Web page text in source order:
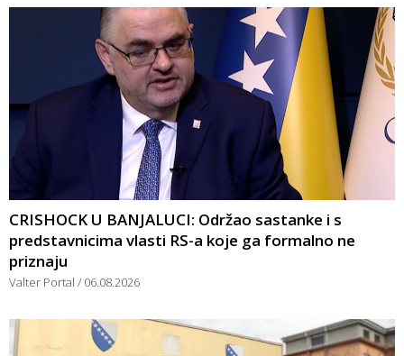
CRISHOCK U BANJALUCI: Održao sastanke i s
predstavnicima vlasti RS-a koje ga formalno ne
priznaju
Valter Portal 06.08.2026